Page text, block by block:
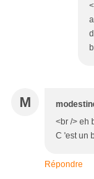
M
<br /> eh
C 'est un
Répondre